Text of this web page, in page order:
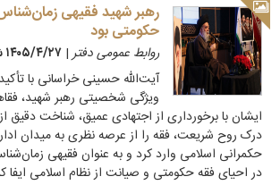
رهبر شهید فقیهی
حکومتی بود
روابط عمومی دفتر| ۱۴۰۵/۴/۲۷ شنبه
آیت‌الله حسینی خراسانی با تأکید
ویژگی شخصیتی رهبر شهید،
ایشان با برخورداری از اجتهادی عمیق، شناخت دقیق
درک روح شریعت، فقه را از عرصه نظری به میدان
حکمرانی اسلامی وارد کرد و به عنوان فقیهی
در احیای فقه حکومتی و صیانت از نظام اسلامی ایفا